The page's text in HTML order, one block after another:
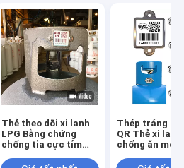
Thẻ theo dõi xi lanh
LPG Bằng chứng
chống tia cực tím
kháng nhiệt
Thép tráng
QR Thẻ xi
chống ăn mòn